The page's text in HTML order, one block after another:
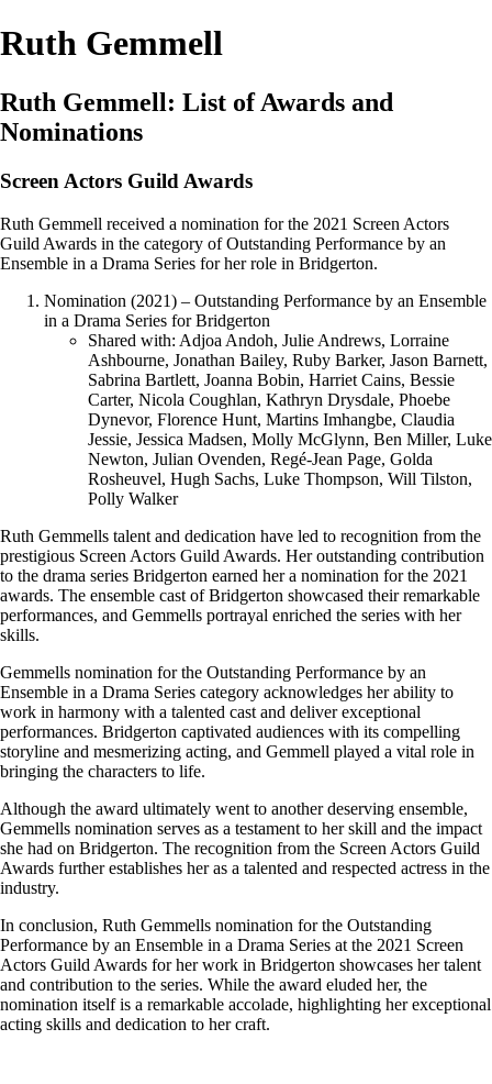
Ruth Gemmell
Ruth Gemmell: List of Awards and
Nominations
Screen Actors Guild Awards
Ruth Gemmell received a nomination for the 2021 Screen Actors
Guild Awards in the category of Outstanding Performance by an
Ensemble in a Drama Series for her role in Bridgerton.
Nomination (2021) – Outstanding Performance by an Ensemble
in a Drama Series for Bridgerton
Shared with: Adjoa Andoh, Julie Andrews, Lorraine
Ashbourne, Jonathan Bailey, Ruby Barker, Jason Barnett,
Sabrina Bartlett, Joanna Bobin, Harriet Cains, Bessie
Carter, Nicola Coughlan, Kathryn Drysdale, Phoebe
Dynevor, Florence Hunt, Martins Imhangbe, Claudia
Jessie, Jessica Madsen, Molly McGlynn, Ben Miller, Luke
Newton, Julian Ovenden, Regé-Jean Page, Golda
Rosheuvel, Hugh Sachs, Luke Thompson, Will Tilston,
Polly Walker
Ruth Gemmells talent and dedication have led to recognition from the
prestigious Screen Actors Guild Awards. Her outstanding contribution
to the drama series Bridgerton earned her a nomination for the 2021
awards. The ensemble cast of Bridgerton showcased their remarkable
performances, and Gemmells portrayal enriched the series with her
skills.
Gemmells nomination for the Outstanding Performance by an
Ensemble in a Drama Series category acknowledges her ability to
work in harmony with a talented cast and deliver exceptional
performances. Bridgerton captivated audiences with its compelling
storyline and mesmerizing acting, and Gemmell played a vital role in
bringing the characters to life.
Although the award ultimately went to another deserving ensemble,
Gemmells nomination serves as a testament to her skill and the impact
she had on Bridgerton. The recognition from the Screen Actors Guild
Awards further establishes her as a talented and respected actress in the
industry.
In conclusion, Ruth Gemmells nomination for the Outstanding
Performance by an Ensemble in a Drama Series at the 2021 Screen
Actors Guild Awards for her work in Bridgerton showcases her talent
and contribution to the series. While the award eluded her, the
nomination itself is a remarkable accolade, highlighting her exceptional
acting skills and dedication to her craft.